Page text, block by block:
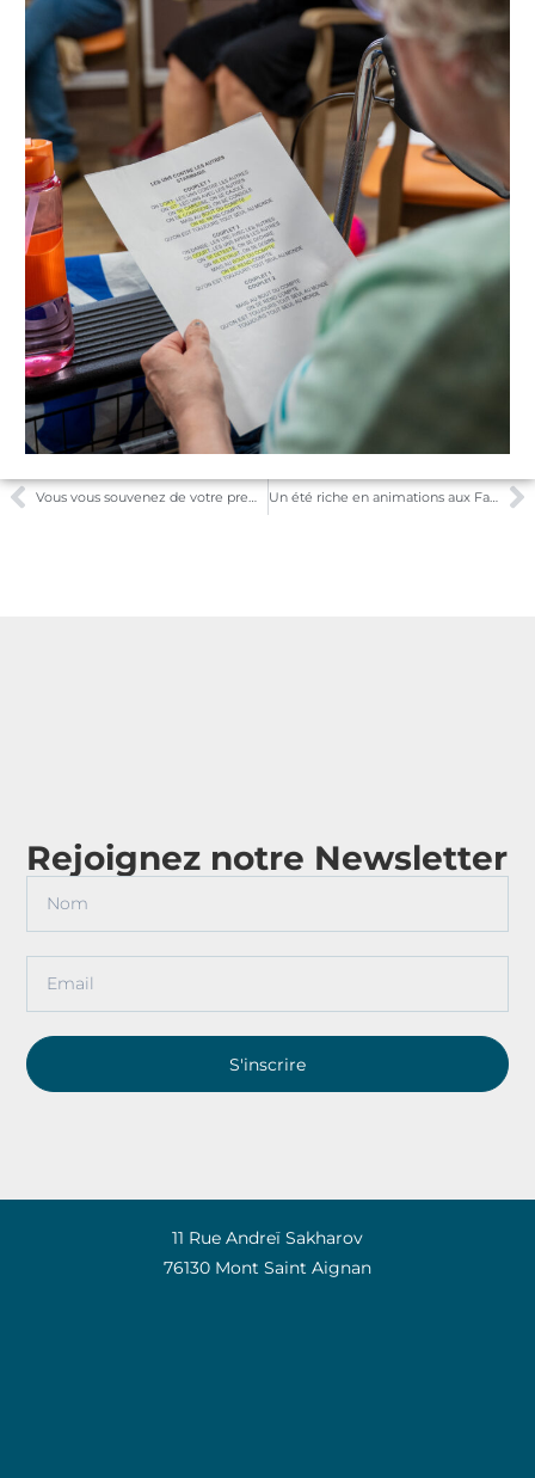
Un été riche en animations aux Faïenciers
Rejoignez notre Newsletter
S'inscrire
11 Rue Andreï Sakharov
76130 Mont Saint Aignan